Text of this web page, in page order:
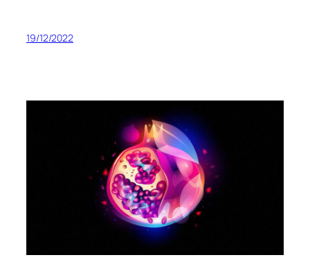
19/12/2022